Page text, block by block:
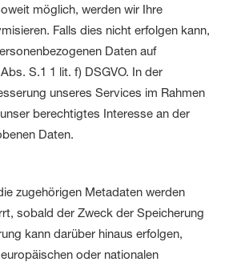
möglich, werden wir Ihre
Falls dies nicht erfolgen kann,
Daten auf
S.1 1 lit. f) DSGVO. In der
unseres Services im Rahmen
berechtigtes Interesse an der
Daten.
zugehörigen Metadaten werden
sobald der Zweck der Speicherung
kann darüber hinaus erfolgen,
oder nationalen